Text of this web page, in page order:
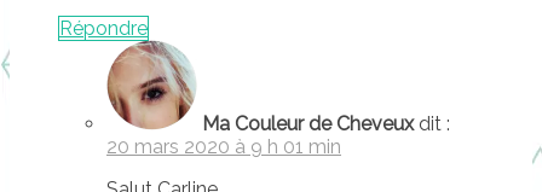
Répondre
Ma Couleur de Cheveux dit :
20 mars 2020 à 9 h 01 min